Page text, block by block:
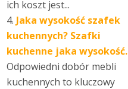
ich koszt jest...
Jaka wysokość szafek
kuchennych? Szafki
kuchenne jaka wysokość.
Odpowiedni dobór mebli
kuchennych to kluczowy